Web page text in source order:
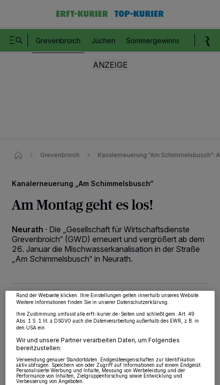
Grevenbroich Jüchen Sommergewinnspiel
Grevenbroich Kanalerneuerung "Am Schimmelsbusch":
Kanalerneuerung „Am Schimmelsbusch“
Am Montag geht es los!
Neurath · Die „Gesellschaft für Wirtschaftsdienste
Grevenbroich“ (GWD) erneuert und vergrößert ab dem
26. Januar die Mischwasserkanalisation in der Straße
„Am Schimmelsbusch“ in Neurath.
21.01.2026 , 08:47 Uhr Eine Minute Lesezeit
Wir und unsere218
-Partner speichern und greifen auf personenbezogene Daten
wie Browserdaten oder eindeutige Kennungen auf Ihrem Gerät zu. Durch Auswahl
Partner verarbeiten Daten, um Ihnen Dienste bereitzustellen“ aufgeführten
Rand der Webseite klicken. Ihre Einstellungen gelten innerhalb unseres Website.
Weitere Informationen finden Sie in unserer Datenschutzerklärung.
Ihre Zustimmung umfasst alle erft-kurier.de-Seiten und schließt gem. Art. 49
Abs. 1 S. 1 lit. a DSGVO auch die Datenverarbeitung außerhalb des EWR, z.B. in
den USA ein.
Wir und unsere Partner verarbeiten Daten, um Folgendes
bereitzustellen:
Verwendung genauer Standortdaten. Endgeräteeigenschaften zur Identifikation
aktiv abfragen. Speichern von oder Zugriff auf Informationen auf einem Endgerät.
Personalisierte Werbung und Inhalte, Messung von Werbeleistung und der
Performance von Inhalten, Zielgruppenforschung sowie Entwicklung und
Verbesserung von Angeboten.